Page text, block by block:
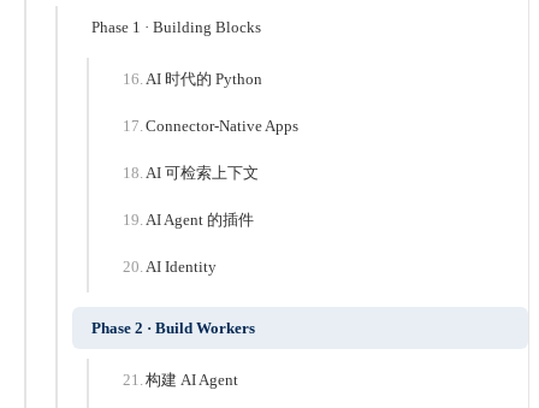
Phase 1 · Building Blocks
AI 时代的 Python
Connector-Native Apps
AI 可检索上下文
AI Agent 的插件
AI Identity
Phase 2 · Build Workers
构建 AI Agent